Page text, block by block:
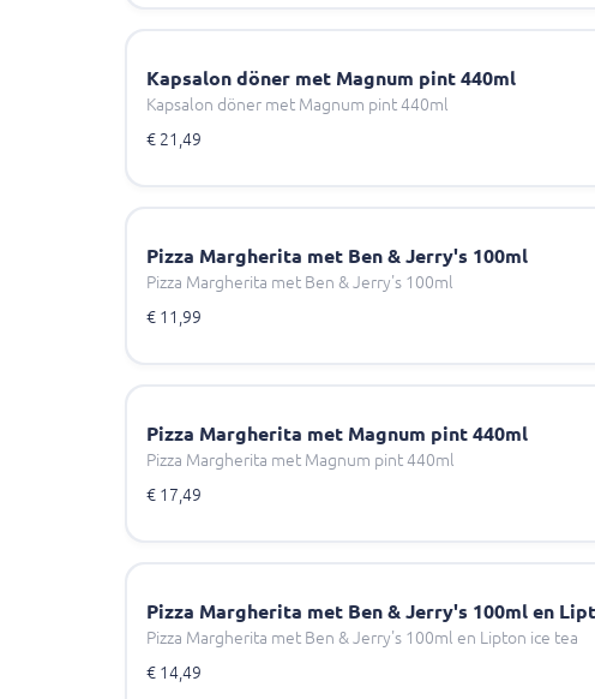
Kapsalon döner met Magnum pint 440ml
Kapsalon döner met Magnum pint 440ml
€ 21,49
Pizza Margherita met Ben & Jerry's 100ml
Pizza Margherita met Ben & Jerry's 100ml
€ 11,99
Pizza Margherita met Magnum pint 440ml
Pizza Margherita met Magnum pint 440ml
€ 17,49
Pizza Margherita met Ben & Jerry's 100ml en
Pizza Margherita met Ben & Jerry's 100ml en Lipton ice tea
€ 14,49